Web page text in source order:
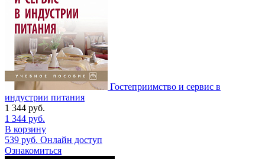
Гостеприимство и сервис в
индустрии питания
1 344 руб.
1 344 руб.
В корзину
539 руб. Онлайн доступ
Ознакомиться